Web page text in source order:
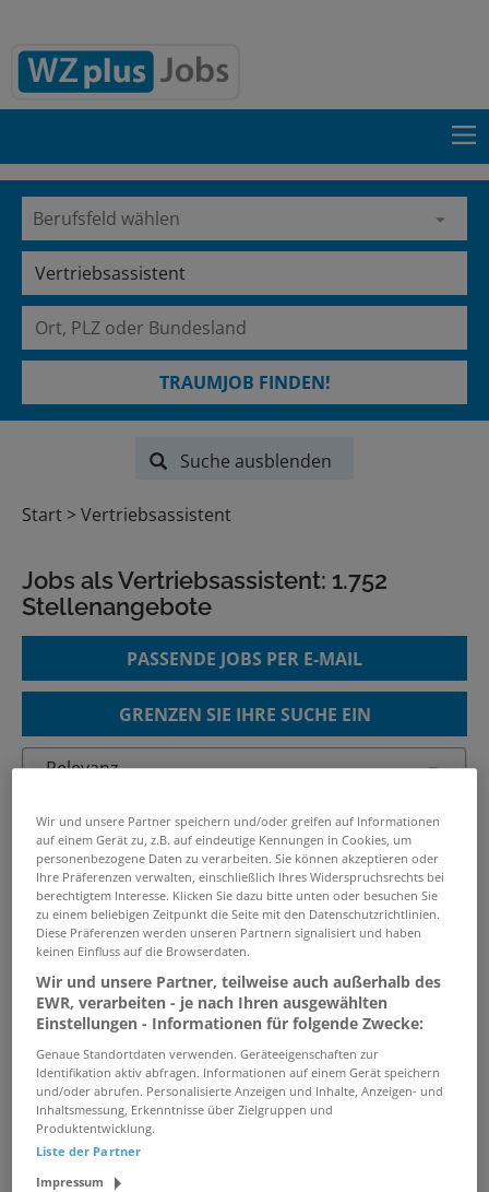
TRAUMJOB FINDEN!
Suche ausblenden
Start Vertriebsassistent
Jobs als Vertriebsassistent: 1.752
Stellenangebote
PASSENDE JOBS PER E-MAIL
GRENZEN SIE IHRE SUCHE EIN
Sales Assistent /
Vertriebsassistent für Optik
(m/w/d)
31.07.2026 /LASER COMPONENTS Germany
GmbH / Olching bei München
Vertriebsassistent (m/w/d) im
Home-Office in Teilzeit
30.07.2026 / MEWA SE & Co. Vertrieb OHG
Kempten (Allgäu), Nürnberg, Ravensburg, Erfurt
Vertriebsassistent (m/w/d)
02.08.2026 /
Wir und unsere Partner speichern und/oder greifen auf Informationen
auf einem Gerät zu, z.B. auf eindeutige Kennungen in Cookies, um
personenbezogene Daten zu verarbeiten. Sie können akzeptieren oder
Ihre Präferenzen verwalten, einschließlich Ihres Widerspruchsrechts bei
berechtigtem Interesse. Klicken Sie dazu bitte unten oder besuchen Sie
zu einem beliebigen Zeitpunkt die Seite mit den Datenschutzrichtlinien.
Diese Präferenzen werden unseren Partnern signalisiert und haben
keinen Einfluss auf die Browserdaten.
Wir und unsere Partner, teilweise auch außerhalb des
EWR, verarbeiten - je nach Ihren ausgewählten
Einstellungen - Informationen für folgende Zwecke:
Genaue Standortdaten verwenden. Geräteeigenschaften zur
Identifikation aktiv abfragen. Informationen auf einem Gerät speichern
und/oder abrufen. Personalisierte Anzeigen und Inhalte, Anzeigen- und
Inhaltsmessung, Erkenntnisse über Zielgruppen und
Produktentwicklung.
Liste der Partner
Impressum